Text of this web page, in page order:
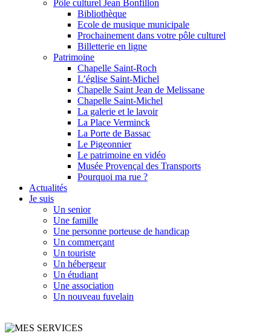
Pôle culturel Jean Bonfillon
Bibliothèque
Ecole de musique municipale
Prochainement dans votre pôle culturel
Billetterie en ligne
Patrimoine
Chapelle Saint-Roch
L’église Saint-Michel
Chapelle Saint Jean de Melissane
Chapelle Saint-Michel
La galerie et le lavoir
La Place Verminck
La Porte de Bassac
Le Pigeonnier
Le patrimoine en vidéo
Musée Provençal des Transports
Pourquoi ma rue ?
Actualités
Je suis
Un senior
Une famille
Une personne porteuse de handicap
Un commerçant
Un touriste
Un hébergeur
Un étudiant
Une association
Un nouveau fuvelain